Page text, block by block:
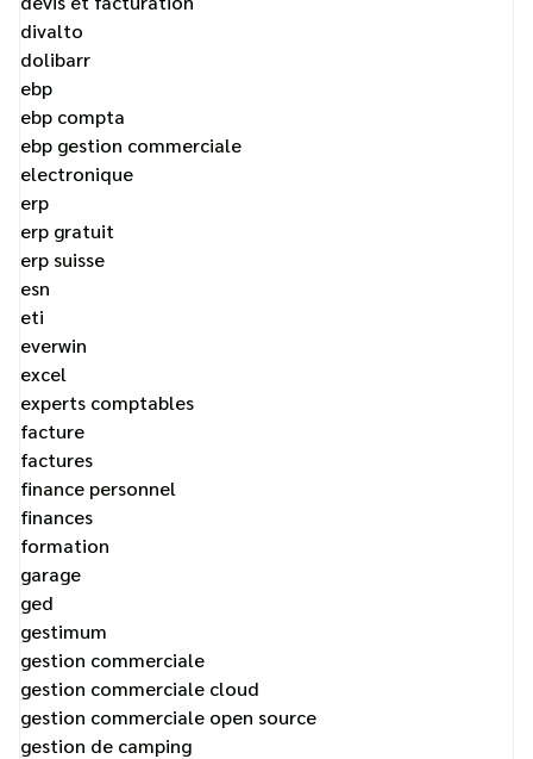
divalto
dolibarr
ebp
ebp compta
ebp gestion commerciale
electronique
erp
erp gratuit
erp suisse
esn
eti
everwin
excel
experts comptables
facture
factures
finance personnel
finances
formation
garage
ged
gestimum
gestion commerciale
gestion commerciale cloud
gestion commerciale open source
gestion de camping